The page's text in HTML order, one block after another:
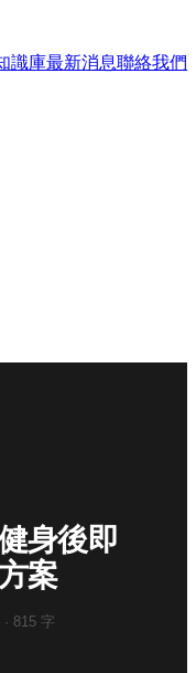
識庫最新消息聯絡我們
身後即
案
815 字